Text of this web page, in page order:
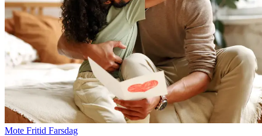
Åpningstider
Praktisk informasjon
Ledige stillinger
Butikker
Gavekort
Mote Fritid Farsdag